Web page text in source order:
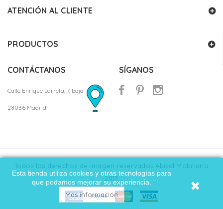
Esta tienda utiliza cookies y otras tecnologías para
que podamos mejorar su experiencia.
Más información
ATENCIÓN AL CLIENTE
PRODUCTOS
CONTÁCTANOS
Calle Enrique Larreta, 7, bajo
28036 Madrid
SÍGANOS
Todos los derechos de imagen reservados Abisal Mobiliario
2017